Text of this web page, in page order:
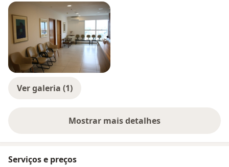
Ver galeria (1)
Mostrar mais detalhes
sobre a experiência
Serviços e preços